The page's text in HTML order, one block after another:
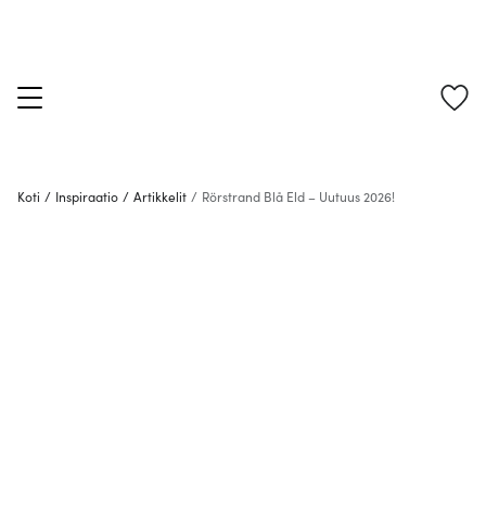
Koti / Inspiraatio / Artikkelit / Rörstrand Blå Eld – Uutuus 2026!